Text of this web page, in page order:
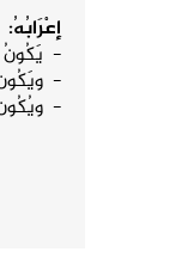
إِعْرَابُهُ:
- يَكُونُ
- ويَكُونُ
- ويُكُونُ